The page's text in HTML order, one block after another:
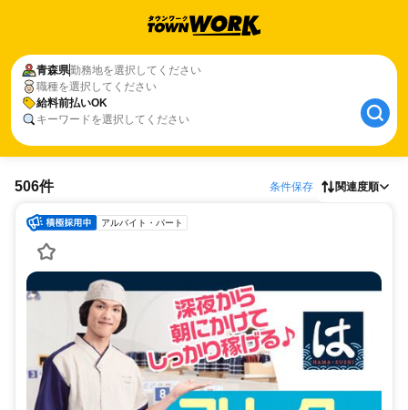
青森県勤務地を選択してください
職種を選択してください
給料前払いOK
キーワードを選択してください
506件 条件保存 関連度順
アルバイト・パート